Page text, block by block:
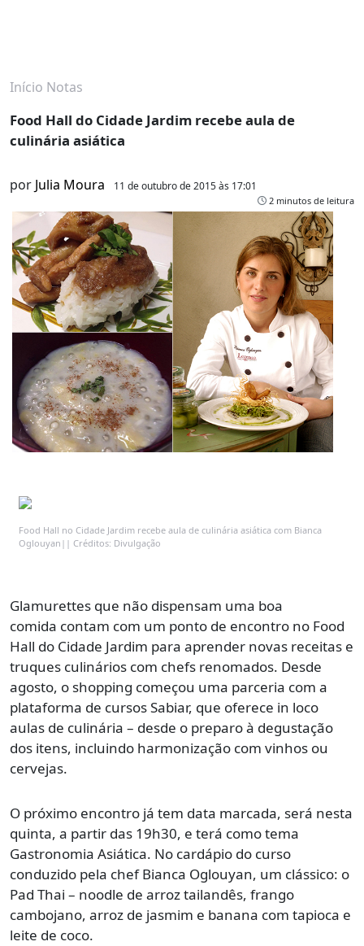
Início Notas
Food Hall do Cidade Jardim recebe aula de
culinária asiática
por Julia Moura 11 de outubro de 2015 às 17:01
2 minutos de leitura
Food Hall no Cidade Jardim recebe aula de culinária asiática com Bianca
Oglouyan|| Créditos: Divulgação
Glamurettes que não dispensam uma boa
comida contam com um ponto de encontro no Food
Hall do Cidade Jardim para aprender novas receitas e
truques culinários com chefs renomados. Desde
agosto, o shopping começou uma parceria com a
plataforma de cursos Sabiar, que oferece in loco
aulas de culinária – desde o preparo à degustação
dos itens, incluindo harmonização com vinhos ou
cervejas.
O próximo encontro já tem data marcada, será nesta
quinta, a partir das 19h30, e terá como tema
Gastronomia Asiática. No cardápio do curso
conduzido pela chef Bianca Oglouyan, um clássico: o
Pad Thai – noodle de arroz tailandês, frango
cambojano, arroz de jasmim e banana com tapioca e
leite de coco.